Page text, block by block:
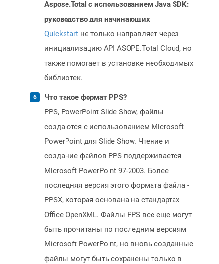
Aspose.Total с использованием Java SDK:
руководство для начинающих
Quickstart не только направляет через
инициализацию API ASOPE.Total Cloud, но
также помогает в установке необходимых
библиотек.
Что такое формат PPS?
PPS, PowerPoint Slide Show, файлы
создаются с использованием Microsoft
PowerPoint для Slide Show. Чтение и
создание файлов PPS поддерживается
Microsoft PowerPoint 97-2003. Более
последняя версия этого формата файла -
PPSX, которая основана на стандартах
Office OpenXML. Файлы PPS все еще могут
быть прочитаны по последним версиям
Microsoft PowerPoint, но вновь созданные
файлы могут быть сохранены только в